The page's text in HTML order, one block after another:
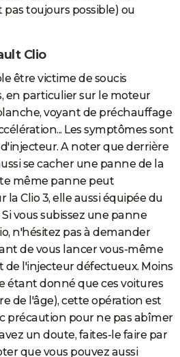
toujours possible) ou
Clio
être victime de soucis
en particulier sur le moteur
voyant de préchauffage
Les symptômes sont
A noter que derrière
se cacher une panne de la
même panne peut
Clio 3, elle aussi équipée du
vous subissez une panne
n'hésitez pas à demander
de vous lancer vous-même
l'injecteur défectueux. Moins
étant donné que ces voitures
de l'âge), cette opération est
précaution pour ne pas abîmer
un doute, faites-le faire par
que vous pouvez aussi